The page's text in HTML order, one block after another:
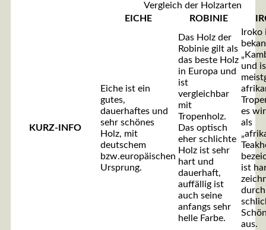
Vergleich der Holzarten
EICHE
ROBINIE
KURZ-INFO
Eiche ist ein
gutes,
dauerhaftes und
sehr schönes
Holz, mit
deutschem
bzw.europäischen
Ursprung.
Das Holz der
Robinie gilt als
das beste Holz
in Europa und
ist
vergleichbar
mit
Tropenholz.
Das optisch
eher schlichte
Holz ist sehr
hart und
dauerhaft,
auffällig ist
auch seine
anfangs sehr
helle Farbe.
Iroko
und
es
als
ist
aus.